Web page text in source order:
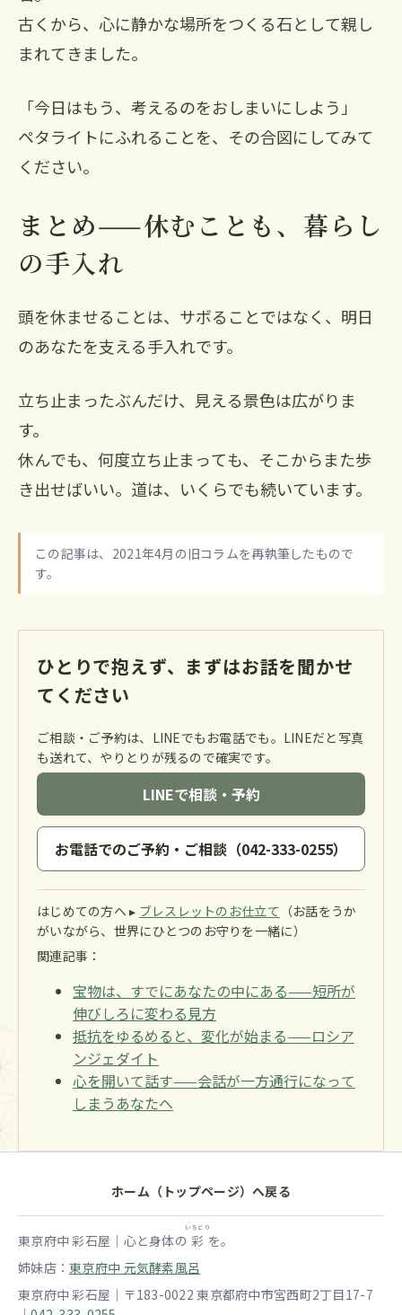
古くから、心に静かな場所をつくる石として親し
まれてきました。
「今日はもう、考えるのをおしまいにしよう」
ペタライトにふれることを、その合図にしてみて
ください。
まとめ——休むことも、暮らし
の手入れ
頭を休ませることは、サボることではなく、明日
のあなたを支える手入れです。
立ち止まったぶんだけ、見える景色は広がりま
す。
休んでも、何度立ち止まっても、そこからまた歩
き出せばいい。道は、いくらでも続いています。
この記事は、2021年4月の旧コラムを再執筆したもので
す。
ひとりで抱えず、まずはお話を聞かせ
てください
ご相談・ご予約は、LINEでもお電話でも。LINEだと写真
も送れて、やりとりが残るので確実です。
LINEで相談・予約
お電話でのご予約・ご相談（042-333-0255）
はじめての方へ ▸ ブレスレットのお仕立て （お話をうか
がいながら、世界にひとつのお守りを一緒に）
関連記事：
宝物は、すでにあなたの中にある——短所が
伸びしろに変わる見方
抵抗をゆるめると、変化が始まる——ロシア
ンジェダイト
心を開いて話す——会話が一方通行になって
しまうあなたへ
ホーム（トップページ）へ戻る
東京府中 彩石屋｜心と身体の 彩
いろどり
を。
姉妹店：東京府中 元気酵素風呂
東京府中 彩石屋｜〒183-0022 東京都府中市宮西町2丁目17-7